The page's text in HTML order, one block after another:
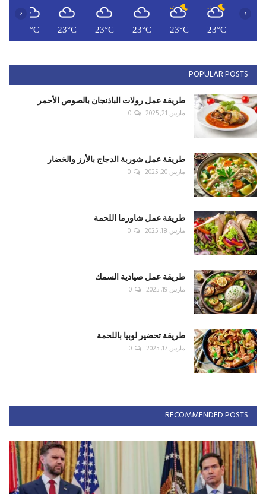
23°C
23°C
23°C
23°C
23°C
23°C
‹ ›
POPULAR POSTS
طريقة عمل رولات الباذنجان بالصوص الأحمر
مارس 21, 2025 0
طريقة عمل شوربة الدجاج بالأرز والخضار
مارس 20, 2025 0
طريقة عمل شاورما اللحمة
مارس 18, 2025 0
طريقة عمل صيادية السمك
مارس 19, 2025 0
طريقة تحضير لوبيا باللحمة
مارس 17, 2025 0
RECOMMENDED POSTS